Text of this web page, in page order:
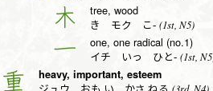
木 tree, wood
き モク こ- (1st, N5)
一 one, one radical (no.1)
イチ いっ ひと- (1st,
重 heavy, important, esteem
(3rd, N4)